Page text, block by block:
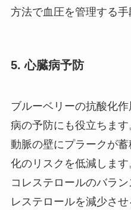
方法で血圧を管理する手
5.心臓病予防
ブルーベリーの抗酸化
病の予防にも役立ちます
動脈の壁にプラークが
化のリスクを低減しま
コレステロールのバラ
レステロールを減少さ